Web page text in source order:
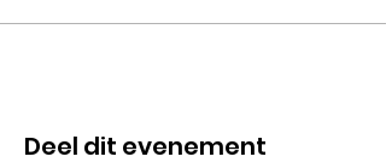
Deel dit evenement